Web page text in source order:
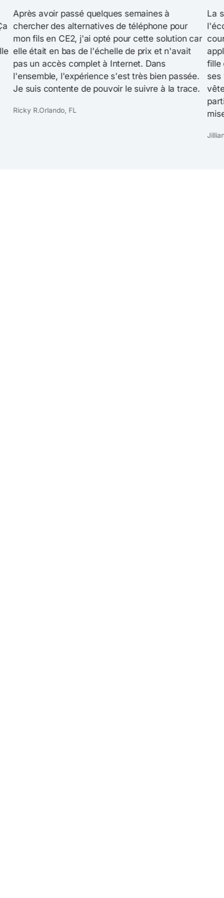
Après avoir passé quelques semaines à
chercher des alternatives de téléphone pour
mon fils en CE2, j'ai opté pour cette solution car
elle était en bas de l'échelle de prix et n'avait
pas un accès complet à Internet. Dans
l'ensemble, l'expérience s'est très bien passée.
Je suis contente de pouvoir le suivre à la trace.
Ricky R.Orlando, FL
La
fille
ses